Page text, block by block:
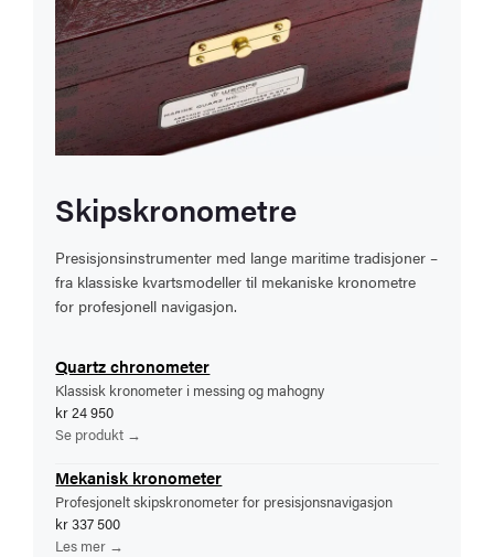
Skipskronometre
Presisjonsinstrumenter med lange maritime tradisjoner –
fra klassiske kvartsmodeller til mekaniske kronometre
for profesjonell navigasjon.
Quartz chronometer
Klassisk kronometer i messing og mahogny
kr 24 950
Se produkt →
Mekanisk kronometer
Profesjonelt skipskronometer for presisjonsnavigasjon
kr 337 500
Les mer →